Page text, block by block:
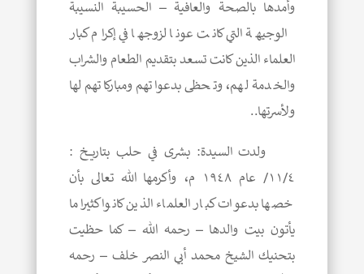
وأمدها بالصحة والعافية – الحسيبة النسيبة
الوجيهة التي كانت عونا لزوجها في إكرام كبار
العلماء الذين كانت تسعد بتقديم الطعام والشراب
والخدمة لهم، وتحظى بدعواتهم ومباركاتهم لها
ولأسرتها..
ولدت السيدة: بشرى في حلب بتاريخ :
١١/٤/ عام ١٩٤٨ م، وأكرمها الله تعالى بأن
خصها بدعوات كبار العلماء الذين كانوا كثيرا ما
يأتون بيت والدها – رحمه الله – كما حظيت
بتحنيك الشيخ محمد أبي النصر خلف – رحمه